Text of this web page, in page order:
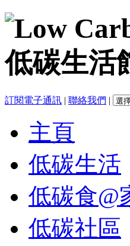
訂閱電子通訊 | 聯絡我們 |
主頁
低碳生活
低碳食@
低碳社區